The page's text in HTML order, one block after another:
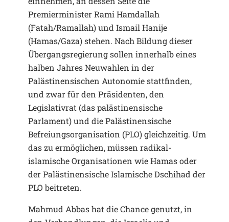
Premierminister Rami Hamdallah
(Fatah/Ramallah) und Ismail Hanije
(Hamas/Gaza) stehen. Nach Bildung dieser
Übergangsregierung sollen innerhalb eines
halben Jahres Neuwahlen in der
Palästinensischen Autonomie stattfinden,
und zwar für den Präsidenten, den
Legislativrat (das palästinensische
Parlament) und die Palästinensische
Befreiungsorganisation (PLO) gleichzeitig. Um
das zu ermöglichen, müssen radikal-
islamische Organisationen wie Hamas oder
der Palästinensische Islamische Dschihad der
PLO beitreten.
Mahmud Abbas hat die Chance genutzt, in